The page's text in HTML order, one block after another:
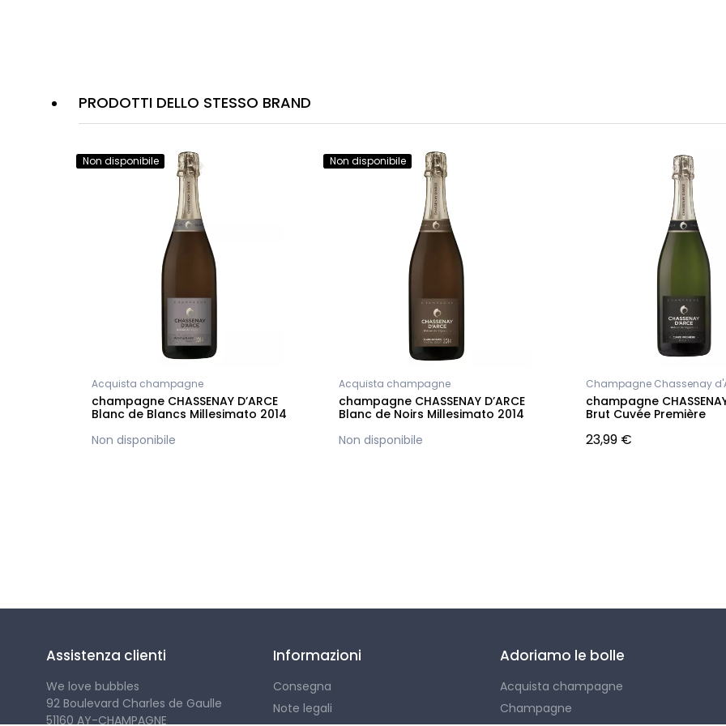
PRODOTTI DELLO STESSO BRAND
Non disponibile
Acquista champagne
champagne CHASSENAY D’ARCE
Blanc de Blancs Millesimato 2014
Non disponibile
Non disponibile
Acquista champagne
champagne CHASSENAY D’ARCE
Blanc de Noirs Millesimato 2014
Non disponibile
Champagne Chassenay
champagne CHASSENAY
Brut Cuvée Première
23,99 €
Assistenza clienti
We love bubbles
92 Boulevard Charles de Gaulle
51160 AY-CHAMPAGNE
Informazioni
Consegna
Note legali
Adoriamo le bolle
Acquista champagne
Champagne